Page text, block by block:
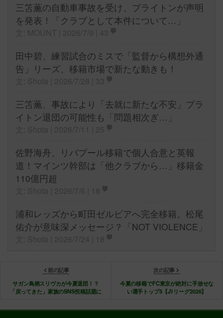
三笘薫の自動車事故を受け、ブライトンが声明
を発表！「クラブとして本件について…」
田中碧、練習試合のミスで「監督から構想外通
告」リーズ、移籍市場で新たな動きも！
三笘薫、事故により「去就に新たな不安」ブラ
イトン退団の可能性も「問題相次ぎ…」
佐野海舟、リバプール移籍で個人合意と英報
道！マインツ幹部は「他クラブから…」移籍金
110億円超
浦和レッズから町田ゼルビアへ完全移籍。松尾
佑介が意味深メッセージ？「NOT VIOLENCE」
前の記事
サガン鳥栖スリヴカが今夏退団！？
「戻ってきた」家族のSNS投稿話題に
次の記事
今夏の移籍でFC東京が絶対に手放せな
い選手トップ5【J1リーグ2026】